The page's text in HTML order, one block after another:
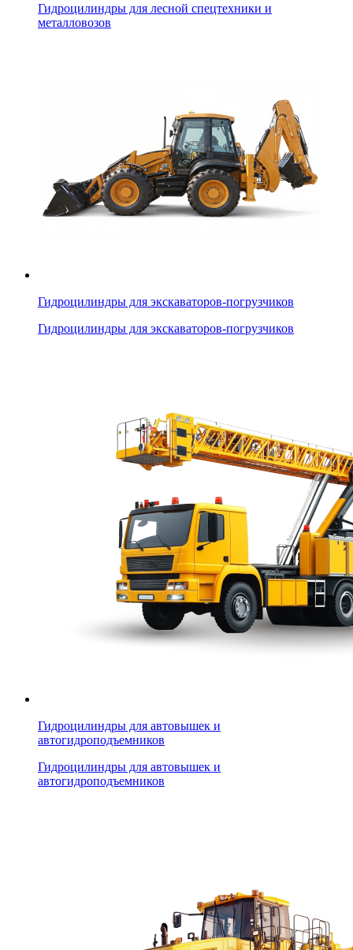
Гидроцилиндры для лесной спецтехники и
металловозов
Гидроцилиндры для экскаваторов-погрузчиков
Гидроцилиндры для экскаваторов-погрузчиков
Гидроцилиндры для автовышек и
автогидроподъемников
Гидроцилиндры для автовышек и
автогидроподъемников